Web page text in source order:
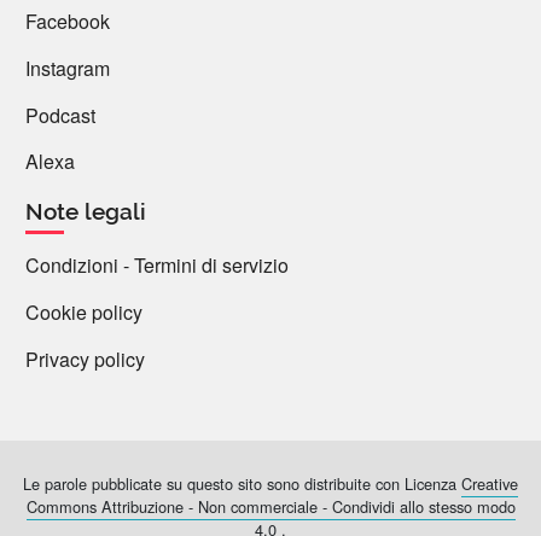
Facebook
Instagram
Podcast
Alexa
Note legali
Condizioni - Termini di servizio
Cookie policy
Privacy policy
Le parole pubblicate su questo sito sono distribuite con Licenza Creative
Commons Attribuzione - Non commerciale - Condividi allo stesso modo
4.0 .